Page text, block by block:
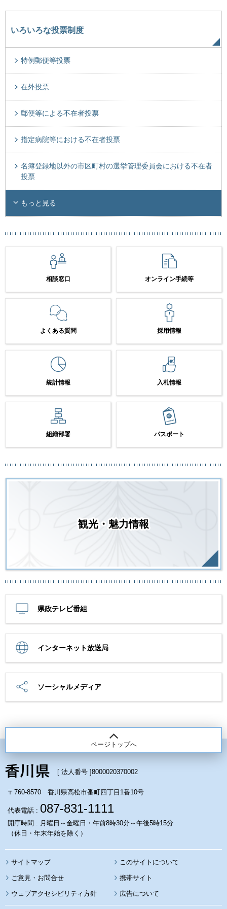
いろいろな投票制度
特例郵便等投票
在外投票
郵便等による不在者投票
指定病院等における不在者投票
名簿登録地以外の市区町村の選挙管理委員会における不在者
投票
もっと見る
相談窓口 オンライン手続等
よくある質問 採用情報
統計情報 入札情報
組織部署 パスポート
観光・魅力情報
県政テレビ番組
インターネット放送局
ソーシャルメディア
ページトップへ
[ 法人番号 ]8000020370002
〒760-8570 香川県高松市番町四丁目1番10号
代表電話 : 087-831-1111
開庁時間 : 月曜日～金曜日・午前8時30分～午後5時15分
（休日・年末年始を除く）
サイトマップ このサイトについて
携帯サイト
ウェブアクセシビリティ方針 広告について